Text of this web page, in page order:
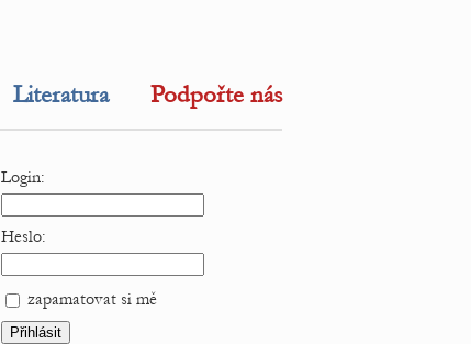
Literatura Podpořte nás
Login:
Heslo:
zapamatovat si mě